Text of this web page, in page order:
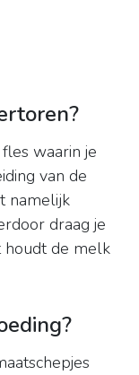
waarin je
van de
namelijk
draag je
houdt de melk